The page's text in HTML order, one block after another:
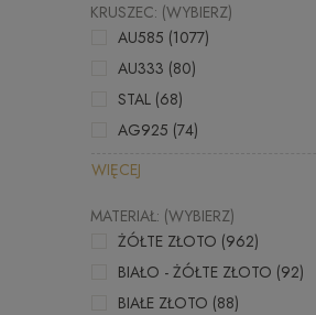
KRUSZEC: (WYBIERZ)
AU585 (1077)
AU333 (80)
STAL (68)
AG925 (74)
WIĘCEJ
MATERIAŁ: (WYBIERZ)
ŻÓŁTE ZŁOTO (962)
BIAŁO - ŻÓŁTE ZŁOTO (92)
BIAŁE ZŁOTO (88)